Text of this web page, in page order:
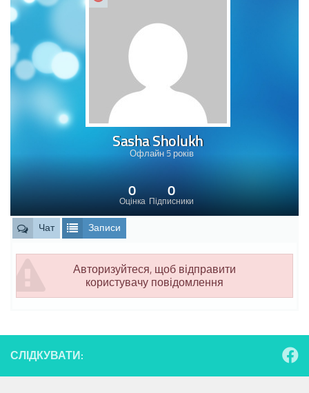
Sasha Sholukh
Офлайн 5 років
Оцінка
0
Підписники
0
Чат Записи
Авторизуйтеся, щоб відправити
користувачу повідомлення
СЛІДКУВАТИ: